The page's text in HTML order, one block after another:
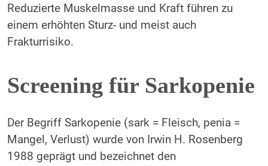
Reduzierte Muskelmasse und Kraft führen zu
einem erhöhten Sturz- und meist auch
Frakturrisiko.
Screening für Sarkopenie
Der Begriff Sarkopenie (sark = Fleisch, penia =
Mangel, Verlust) wurde von Irwin H. Rosenberg
1988 geprägt und bezeichnet den